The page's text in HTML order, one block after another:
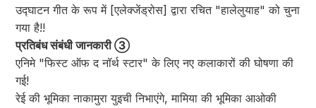
उद्घाटन गीत के रूप में [एलेक्जेंड्रोस] द्वारा रचित "हालेलुयाह" को चुना
गया है!!
प्रतिबंध संबंधी जानकारी ③
एनिमे "फिस्ट ऑफ द नॉर्थ स्टार" के लिए नए कलाकारों की घोषणा की
गई!
रेई की भूमिका नाकामुरा युइची निभाएंगे, मामिया की भूमिका आओकी